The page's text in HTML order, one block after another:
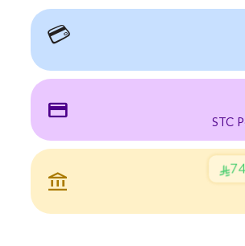
💳
payment
account_balance